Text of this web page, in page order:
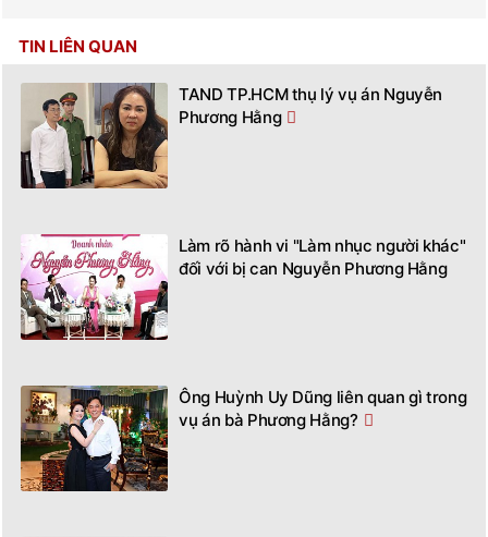
TIN LIÊN QUAN
TAND TP.HCM thụ lý vụ án Nguyễn
Phương Hằng
Làm rõ hành vi "Làm nhục người khác"
đối với bị can Nguyễn Phương Hằng
Ông Huỳnh Uy Dũng liên quan gì trong
vụ án bà Phương Hằng?